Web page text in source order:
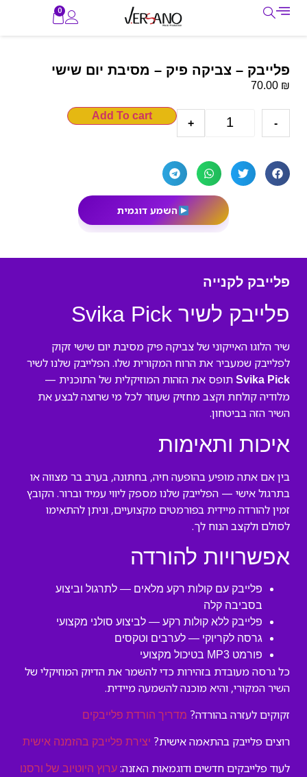
0
פלייבק – צביקה פיק – מסיבת יום שישי
70.00 ₪
-
+
Add To cart
השמע דוגמית
פלייבק לקנייה
פלייבק לשיר Svika Pick
שיר הלוגו האייקוני של צביקה פיק מסיבת יום שישי זקוק
לפלייבק שמעביר את הרוח המקורית שלו. הפלייבק שלנו לשיר
Svika Pick תופס את הזהות המוזיקלית של התוכנית —
מלודיה קולחת וקצב מחזיק שעוזר לכל מי שרוצה לבצע את
השיר הזה בביטחון.
איכות ותאימות
בין אם אתה מופיע בהופעה חיה, בחתונה, בערב בר מצווה או
בתרגול אישי — הפלייבק שלנו מספק ליווי עמיד וברור. הקובץ
זמין להורדה מיידית בפורמטים מקצועיים, וניתן להתאימו
לסולם ולקצב הנוח לך.
אפשרויות להורדה
פלייבק עם קולות רקע מלאים — לתרגול וביצוע
בסביבה קלה
פלייבק ללא קולות רקע — לביצוע סולני מקצועי
גרסה לקריוקי — לערבים וטקסים
פורמט MP3 בטיכול מקצועי
כל גרסה מעובדת בזהירות כדי להשמר את הדיוק המוזיקלי של
השיר המקורי, והיא מוכנה להשמעה מיידית.
זקוקים לעזרה בהורדה? מדריך הורדת פלייבקים
רוצים פלייבק בהתאמה אישית? יצירת פלייבק בהזמנה אישית
לעוד פלייבקים חדשים ודוגמאות האזנה: ערוץ היוטיוב של ורסנו